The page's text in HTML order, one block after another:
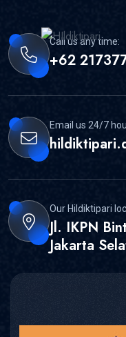
Call us any time:
+62
Email us 24/7
Our Hildiktipari
Jl. IKPN
Jakarta